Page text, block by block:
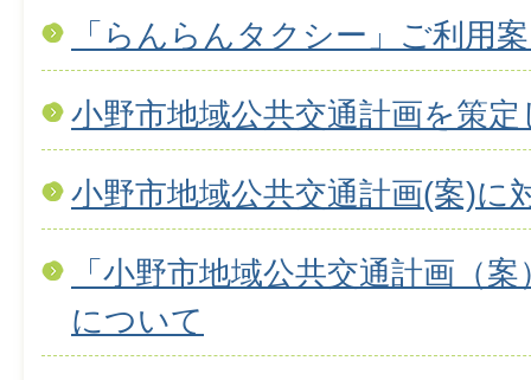
「らんらんタクシー」ご利用
小野市地域公共交通計画を策
小野市地域公共交通計画(案)に
「小野市地域公共交通計画（
について